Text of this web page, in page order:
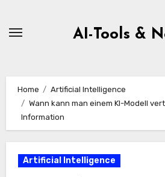
AI-Tools &
Home
Artificial Intelligence
Wann kann man einem KI-Modell
Information
Artificial Intelligence